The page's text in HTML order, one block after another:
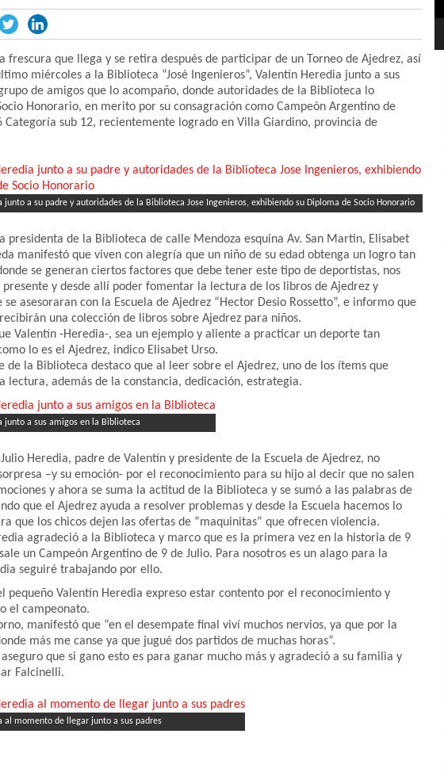
frescura que llega y se retira después de participar de un Torneo de Ajedrez, así
miércoles a la Biblioteca “José Ingenieros”, Valentín Heredia junto a sus
de amigos que lo acompaño, donde autoridades de la Biblioteca lo
Honorario, en merito por su consagración como Campeón Argentino de
Categoría sub 12, recientemente logrado en Villa Giardino, provincia de
junto a su padre y autoridades de la Biblioteca Jose Ingenieros, exhibiendo su Diploma de Socio Honorario
presidenta de la Biblioteca de calle Mendoza esquina Av. San Martin, Elisabet
manifestó que viven con alegría que un niño de su edad obtenga un logro tan
se generan ciertos factores que debe tener este tipo de deportistas, nos
presente y desde allí poder fomentar la lectura de los libros de Ajedrez y
se asesoraran con la Escuela de Ajedrez “Hector Desio Rossetto”, e informo que
una colección de libros sobre Ajedrez para niños.
Valentín -Heredia-, sea un ejemplo y aliente a practicar un deporte tan
lo es el Ajedrez, indico Elisabet Urso.
de la Biblioteca destaco que al leer sobre el Ajedrez, uno de los ítems que
lectura, además de la constancia, dedicación, estrategia.
junto a sus amigos en la Biblioteca
Heredia, padre de Valentín y presidente de la Escuela de Ajedrez, no
–y su emoción- por el reconocimiento para su hijo al decir que no salen
y ahora se suma la actitud de la Biblioteca y se sumó a las palabras de
que el Ajedrez ayuda a resolver problemas y desde la Escuela hacemos lo
que los chicos dejen las ofertas de “maquinitas” que ofrecen violencia.
agradeció a la Biblioteca y marco que es la primera vez en la historia de 9
un Campeón Argentino de 9 de Julio. Para nosotros es un alago para la
seguiré trabajando por ello.
pequeño Valentín Heredia expreso estar contento por el reconocimiento y
el campeonato.
manifestó que “en el desempate final viví muchos nervios, ya que por la
más me canse ya que jugué dos partidos de muchas horas”.
que si gano esto es para ganar mucho más y agradeció a su familia y
Falcinelli.
al momento de llegar junto a sus padres